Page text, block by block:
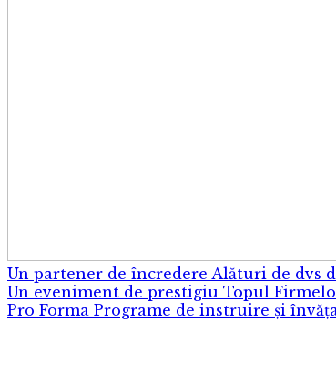
Un partener de încredere Alături de dvs
Un eveniment de prestigiu Topul
Pro Forma Programe de instruire și